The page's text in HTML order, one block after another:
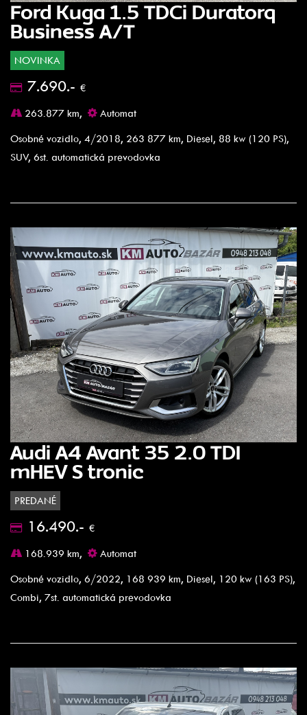
Ford Kuga 1.5 TDCi Duratorq
Business A/T
NOVINKA
7.690.- €
263.877 km,
Automat
Osobné vozidlo, 4/2018, 263 877 km, Diesel, 88 kw (120 PS),
SUV, 6st. automatická prevodovka
Audi A4 Avant 35 2.0 TDI
mHEV S tronic
PREDANÉ
16.490.- €
168.939 km,
Automat
Osobné vozidlo, 6/2022, 168 939 km, Diesel, 120 kw (163 PS),
Combi, 7st. automatická prevodovka